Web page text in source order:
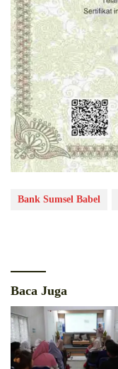
Bank Sumsel Babel
Baca Juga